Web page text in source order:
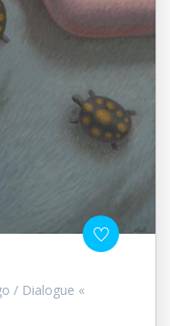
/ Dialogue «